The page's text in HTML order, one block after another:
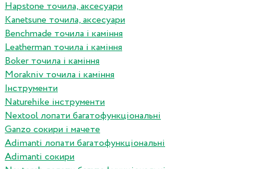
Hapstone точила, аксесуари
Kanetsune точила, аксесуари
Benchmade точила і каміння
Leatherman точила і каміння
Boker точила і каміння
Morakniv точила і каміння
Інструменти
Naturehike інструменти
Nextool лопати багатофункціональні
Ganzo сокири і мачете
Adimanti лопати багатофункціональні
Adimanti сокири